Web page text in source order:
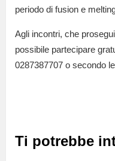
periodo di fusion e
Agli incontri, che
possibile partecipare
0287387707 o secondo
Ti potrebbe